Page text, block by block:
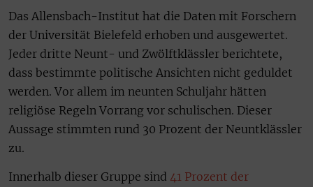
Das Allensbach-Institut hat die Daten mit Forschern
der Universität Bielefeld erhoben und ausgewertet.
Jeder dritte Neunt- und Zwölftklässler berichtete,
dass bestimmte politische Ansichten nicht geduldet
werden. Vor allem im neunten Schuljahr hätten
religiöse Regeln Vorrang vor schulischen. Dieser
Aussage stimmten rund 30 Prozent der Neuntklässler
zu.
Innerhalb dieser Gruppe sind 41 Prozent der